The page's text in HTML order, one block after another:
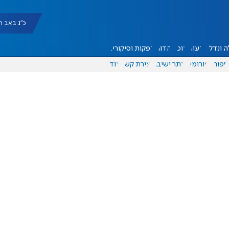
כ"ג באב תשפ"ו
ונדל"ן דעות אוכל יהדות הפקות וסיקורים
ספורט פורומים אתר ישיבה יצירת קשר עוד